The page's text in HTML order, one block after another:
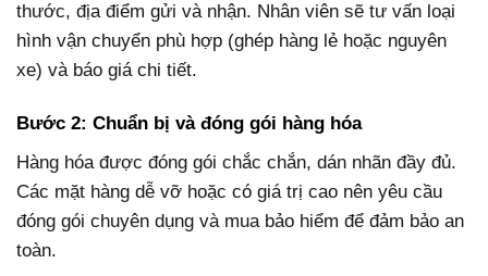
thước, địa điểm gửi và nhận. Nhân viên sẽ tư vấn loại
hình vận chuyển phù hợp (ghép hàng lẻ hoặc nguyên
xe) và báo giá chi tiết.
Bước 2: Chuẩn bị và đóng gói hàng hóa
Hàng hóa được đóng gói chắc chắn, dán nhãn đầy đủ.
Các mặt hàng dễ vỡ hoặc có giá trị cao nên yêu cầu
đóng gói chuyên dụng và mua bảo hiểm để đảm bảo an
toàn.